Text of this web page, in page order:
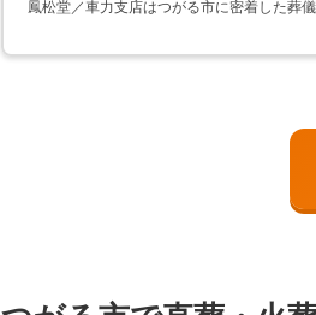
鳳松堂／車力支店はつがる市に密着した葬